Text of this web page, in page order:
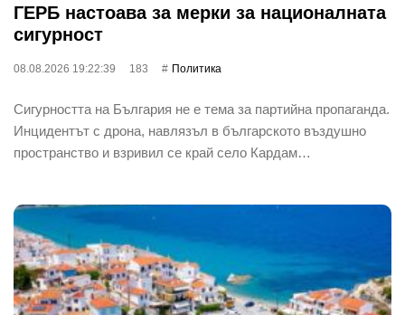
ГЕРБ настоава за мерки за националната
сигурност
08.08.2026 19:22:39 183 Политика
Сигурността на България не е тема за партийна пропаганда.
Инцидентът с дрона, навлязъл в българското въздушно
пространство и взривил се край село Кардам…